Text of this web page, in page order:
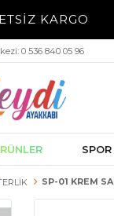
KARGO
0 536 840 05 96
SP-01 KREM